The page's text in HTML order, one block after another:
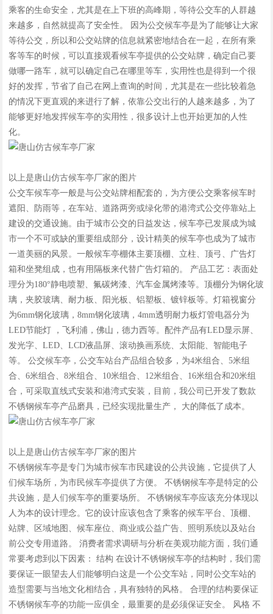
乘客的生命安全，尤其是在上下班的高峰期，等待公交车的人群越
来越多，自然就提高了安全性。 因为公交候车亭是为了能够让大家
等待公交，所以和公交站牌的信息就紧密地结合在一起，在所有乘
客等车的时候，可以直接观看候车亭提供的公交站牌，确定自己要
做哪一路车，就可以确定自己在哪里等车，实用性也是得到一个很
好的发挥，节省了自己在网上查询的时间，尤其是在一些比较着急
的情况下更直观的来进行了解，依靠公交出行的人越来越多，为了
能够更好地发挥候车亭的实用性，很多设计上也开始更加的人性
化。
以上是唐山仿古候车亭厂家的图片
公交车候车亭一般是与公交站牌相配套的，为方便公交乘客候车时
遮阳、防雨等，在车站、道路两旁或绿化带的港湾式公交停靠站上
建设的交通设施。由于城市公交的日益发达，候车亭已发展成为城
市一个不可或缺的重要组成部分，设计精美的候车亭也成为了城市
一道美丽的风景。一般候车亭棚体主要顶棚、立柱、顶弓、广告灯
箱和坐凳组成，也有用隔板来代替广告灯箱的。 产品工艺：表面处
理分为180°静电喷塑、氟碳烤漆、汽车金属烤漆等。顶棚分为钢化玻
璃，夹胶玻璃、耐力板、阳光板、铝塑板、镀锌板等。灯箱视窗分
为6mm钢化玻璃，8mm钢化玻璃，4mm透明耐力板灯管电器分为
LED节能灯 ，飞利浦，佛山，德力西等。配件产品有LED显示屏、
发光字、LED、LCD液晶屏、滚动换画系统、太阳能、智能电子
等。 公交候车亭，公交车站台产品组合较多，为4米组合、5米组
合、6米组合、8米组合、10米组合、12米组合、16米组合和20米组
合，可采取直线式安装和港湾式安装，目前，我公司已开发了数款
不锈钢候车亭产品磨具，已经实现批量生产， 大的降低了成本。
以上是唐山仿古候车亭厂家的图片
不锈钢候车亭是专门为城市候车市民建设的公共设施，它提供了人
们候车场所，为市民候车亭提供了方便。 不锈钢候车亭是特定的公
共设施，是人们候车亭的重要场所。 不锈钢候车亭应该充分体现以
人为本的设计理念。它的设计应该包含了乘客的候车平台、顶棚、
站牌、区域地图、候车座位、商业或公益广告、照明系统以及站台
前公交专用道路。 消费者需求调研与分析在美观功能方面，我们通
常要考虑到以下因素： 结构 在设计不锈钢候车亭的结构时，我们需
要保证一眼望去人们能够明白这是一个公交车站，同时公交车站的
造型需要与当地文化相结合，具有独特的风格。 合理的结构要保证
不锈钢候车亭的功能一应俱全，最重要的是必须保证安全。 风格 不